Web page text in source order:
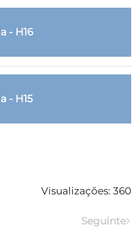
- H16
- H15
Visualizações: 360
Seguinte